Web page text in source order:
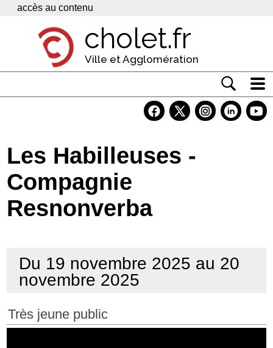
Panneau de gestion des cookies
accès au contenu
cholet.fr
Ville et Agglomération
Economie
Services
Contacts
Les Habilleuses -
Compagnie
Resnonverba
Du 19 novembre 2025 au 20
novembre 2025
Très jeune public